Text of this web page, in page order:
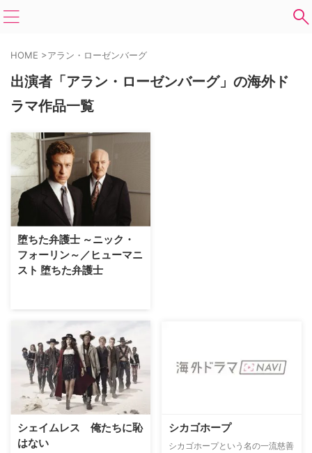
HOME >アラン・ローゼンバーグ
出演者「アラン・ローゼンバーグ」の海外ド
ラマ作品一覧
堕ちた弁護士 ～ニック・
フォーリン～／ヒューマニ
スト 堕ちた弁護士
シェイムレス 俺たちに恥
はない
シカゴホープ
シカゴホープという名の一流慈善